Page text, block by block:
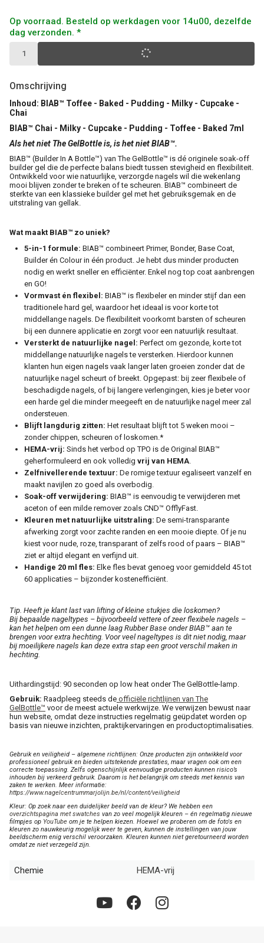
Op voorraad. Besteld op werkdagen voor 14u00, dezelfde
dag verzonden. *
Omschrijving
Inhoud: BIAB™ Toffee - Baked - Pudding - Milky - Cupcake -
Chai
BIAB™ Chai - Milky - Cupcake - Pudding - Toffee - Baked 7ml
Als het niet The GelBottle is, is het niet BIAB™.
BIAB™ (Builder In A Bottle™) van The GelBottle™ is dé originele soak-off
builder gel die de perfecte balans biedt tussen stevigheid en flexibiliteit.
Ontwikkeld voor wie natuurlijke, verzorgde nagels wil die wekenlang
mooi blijven zonder te breken of te scheuren. BIAB™ combineert de
sterkte van een klassieke builder gel met het gebruiksgemak en de
uitstraling van gellak.
Wat maakt BIAB™ zo uniek?
5-in-1 formule: BIAB™ combineert Primer, Bonder, Base Coat,
Builder én Colour in één product. Je hebt dus minder producten
nodig en werkt sneller en efficiënter. Enkel nog top coat aanbrengen
en GO!
Vormvast én flexibel: BIAB™ is flexibeler en minder stijf dan een
traditionele hard gel, waardoor het ideaal is voor korte tot
middellange nagels. De flexibiliteit voorkomt barsten of scheuren
bij een dunnere applicatie en zorgt voor een natuurlijk resultaat.
Versterkt de natuurlijke nagel: Perfect om gezonde, korte tot
middellange natuurlijke nagels te versterken. Hierdoor kunnen
klanten hun eigen nagels vaak langer laten groeien zonder dat de
natuurlijke nagel scheurt of breekt. Opgepast: bij zeer flexibele of
beschadigde nagels, of bij langere verlengingen, kies je beter voor
een harde gel die minder meegeeft en de natuurlijke nagel meer zal
ondersteuen.
Blijft langdurig zitten: Het resultaat blijft tot 5 weken mooi –
zonder chippen, scheuren of loskomen.*
HEMA-vrij: Sinds het verbod op TPO is de Original BIAB™
geherformuleerd en ook volledig vrij van HEMA
Zelfnivellerende textuur: De romige textuur egaliseert vanzelf en
maakt navijlen zo goed als overbodig.
Soak-off verwijdering: BIAB™ is eenvoudig te verwijderen met
aceton of een milde remover zoals CND™ OfflyFast.
Kleuren met natuurlijke uitstraling: De semi-transparante
afwerking zorgt voor zachte randen en een mooie diepte. Of je nu
kiest voor nude, roze, transparant of zelfs rood of paars – BIAB™
ziet er altijd elegant en verfijnd uit.
Handige 20 ml fles: Elke fles bevat genoeg voor gemiddeld 45 tot
60 applicaties – bijzonder kostenefficiënt.
Tip. Heeft je klant last van lifting of kleine stukjes die loskomen?
Bij bepaalde nageltypes – bijvoorbeeld vettere of zeer flexibele nagels –
kan het helpen om een dunne laag Rubber Base onder BIAB™ aan te
brengen voor extra hechting. Voor veel nageltypes is dit niet nodig, maar
bij moeilijkere nagels kan deze extra stap een grootverschil maken in
hechting.
Uithardingstijd: 90 seconden op low heat onder The GelBottle-lamp.
Gebruik: Raadpleeg steeds de officiële richtlijnen van The
GelBottle™ voor de meest actuele werkwijze. We verwijzen bewust naar
hun website, omdat deze instructies regelmatig geüpdatet worden op
basis van nieuwe inzichten, praktijkervaringen en productoptimalisaties.
Gebruik en veiligheid – algemene richtlijnen: Onze producten zijn ontwikkeld voor
professioneel gebruik en bieden uitstekende prestaties, maar vragen ook om een
correcte toepassing. Zelfs ogenschijnlijk eenvoudige producten kunnen risico’s
inhouden bij verkeerd gebruik. Daarom is het belangrijk om steeds met kennis van
zaken te werken. Meer informatie:
https://www.nagelcentrummarjolijn.be/nl/content/veiligheid
Kleur: Op zoek naar een duidelijker beeld van de kleur? We hebben een
overzichtspagina met swatches van zo veel mogelijk kleuren – én regelmatig nieuwe
filmpjes op YouTube om je te helpen kiezen. Hoewel we proberen om de foto's en
kleuren zo nauwkeurig mogelijk weer te geven, kunnen de instellingen van jouw
beeldscherm enig verschil veroorzaken. Kleuren kunnen niet geretourneerd worden
omdat ze niet verzegeld zijn.
Chemie HEMA-vrij